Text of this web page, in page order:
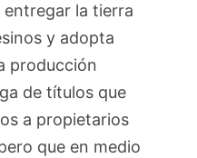
la tierra
y adopta
producción
de títulos que
a propietarios
que en medio